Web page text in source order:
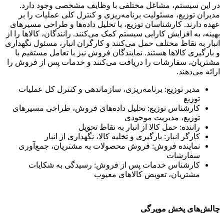
در این سیستم، مشاغل مختلفی با وظایف مشخصی وجود دارد.
مدیران توزیع، مسئولیت برنامه‌ریزی و کنترل کلی عملیات را بر
عهده دارند. کارشناسان توزیع، با تحلیل داده‌ها و طراحی مسیرهای
بهینه، به افزایش کارایی سیستم کمک می‌کنند. رانندگان، کالاها را از
انبار به نقاط مختلف حمل می‌کنند و کارگران انبار، مسئول نگهداری
و بارگیری کالاها هستند. نمایندگان فروش نیز با تعامل مستقیم با
مشتریان، سفارشات را دریافت می‌کنند و خدمات پس از فروش را
ارائه می‌دهند.
مدیر توزیع: برنامه‌ریزی، سازماندهی و کنترل کل عملیات
توزیع
کارشناس توزیع: تحلیل داده‌های فروش، طراحی مسیرهای
توزیع، مدیریت موجودی
راننده: حمل کالا از انبار به نقاط تحویل
کارگر انبار: بارگیری و تخلیه کالا، نگهداری از انبار
نماینده فروش: فروش محصولات به مشتریان، جمع‌آوری
سفارشات
کارشناس خدمات پس از فروش: رسیدگی به شکایات
مشتریان، تعویض کالاهای معیوب
چالش‌های پخش مویرگی